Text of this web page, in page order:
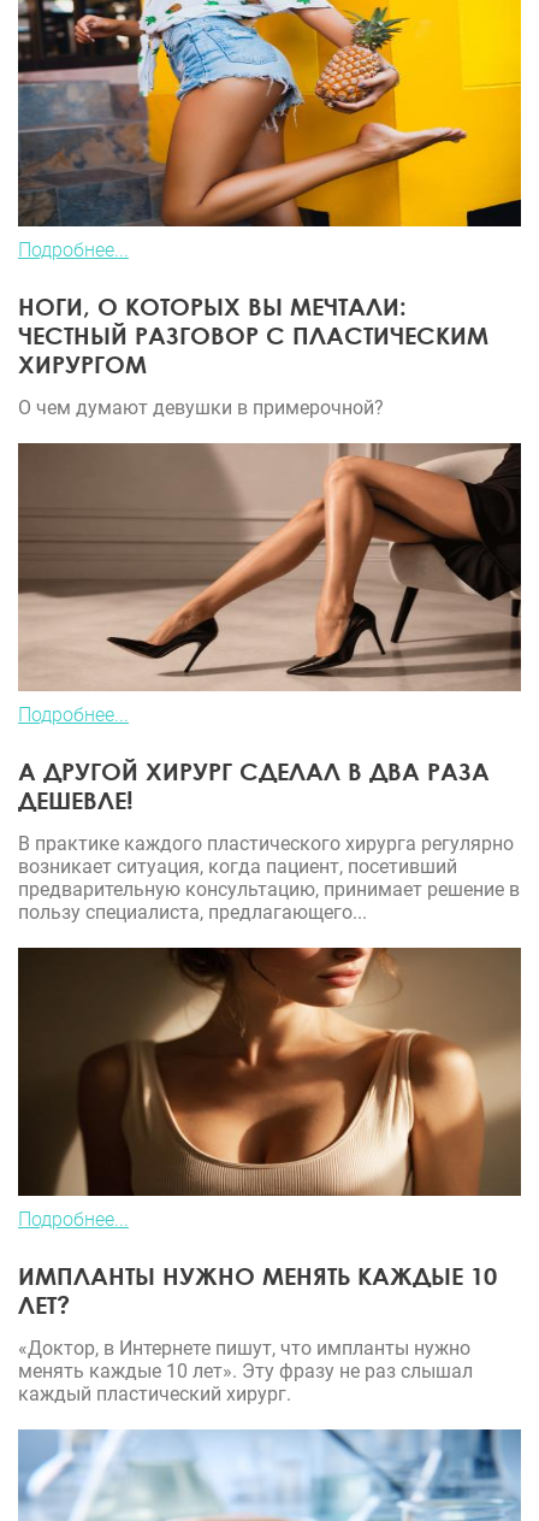
Подробнее...
НОГИ, О КОТОРЫХ ВЫ МЕЧТАЛИ:
ЧЕСТНЫЙ РАЗГОВОР С ПЛАСТИЧЕСКИМ
ХИРУРГОМ
О чем думают девушки в примерочной?
Подробнее...
А ДРУГОЙ ХИРУРГ СДЕЛАЛ В ДВА РАЗА
ДЕШЕВЛЕ!
В практике каждого пластического хирурга регулярно
возникает ситуация, когда пациент, посетивший
предварительную консультацию, принимает решение в
пользу специалиста, предлагающего...
Подробнее...
ИМПЛАНТЫ НУЖНО МЕНЯТЬ КАЖДЫЕ 10
ЛЕТ?
«Доктор, в Интернете пишут, что импланты нужно
менять каждые 10 лет». Эту фразу не раз слышал
каждый пластический хирург.